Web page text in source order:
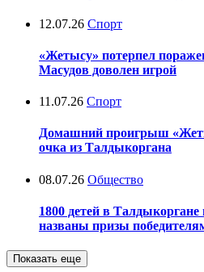
12.07.26 Спорт
«Жетысу» потерпел
Масудов доволен игрой
11.07.26 Спорт
Домашний проигрыш
очка из Талдыкоргана
08.07.26 Общество
1800 детей в
названы призы
Показать еще